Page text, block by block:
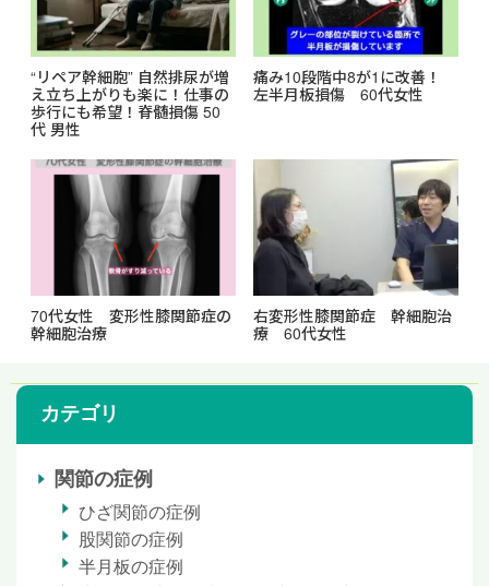
“リペア幹細胞” 自然排尿が増
え立ち上がりも楽に！仕事の
歩行にも希望！脊髄損傷 50
代 男性
痛み10段階中8が1に改善！
左半月板損傷 60代女性
70代女性 変形性膝関節症の
幹細胞治療
右変形性膝関節症 幹細胞治
療 60代女性
カテゴリ
関節の症例
ひざ関節の症例
股関節の症例
半月板の症例